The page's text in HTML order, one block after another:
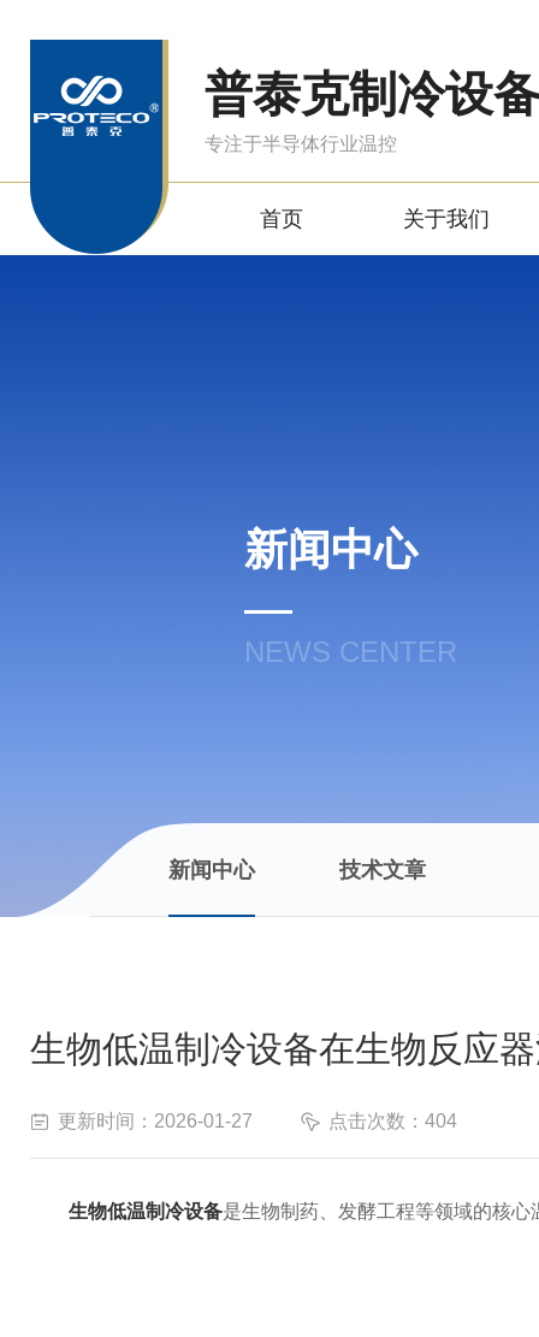
普泰克制冷设
专注于半导体行业温控
首页 关于我们
新闻中心
NEWS CENTER
新闻中心 技术文章
生物低温制冷设备在生物反应
更新时间：2026-01-27 点击次数：404
生物低温制冷设备是生物制药、发酵工程等领域的核